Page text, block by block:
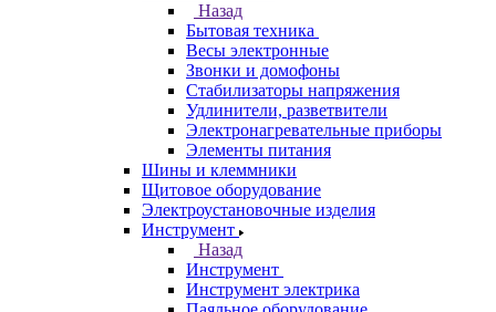
Назад
Бытовая техника
Весы электронные
Звонки и домофоны
Стабилизаторы напряжения
Удлинители, разветвители
Электронагревательные приборы
Элементы питания
Шины и клеммники
Щитовое оборудование
Электроустановочные изделия
Инструмент
Назад
Инструмент
Инструмент электрика